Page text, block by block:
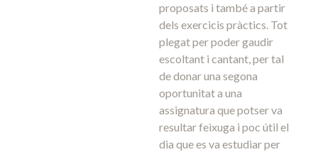
proposats i també a partir
dels exercicis pràctics. Tot
plegat per poder gaudir
escoltant i cantant, per tal
de donar una segona
oportunitat a una
assignatura que potser va
resultar feixuga i poc útil el
dia que es va estudiar per